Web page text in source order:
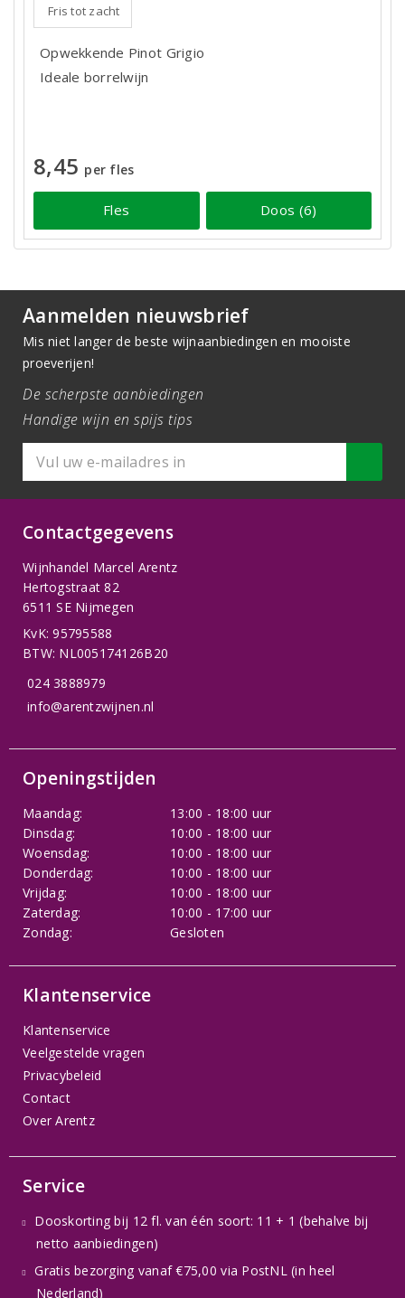
Fris tot zacht
Opwekkende Pinot Grigio
Ideale borrelwijn
8,45 per fles
Fles Doos (6)
Aanmelden nieuwsbrief
Mis niet langer de beste wijnaanbiedingen en mooiste
proeverijen!
De scherpste aanbiedingen
Handige wijn en spijs tips
Contactgegevens
Wijnhandel Marcel Arentz
Hertogstraat 82
6511 SE Nijmegen
KvK: 95795588
BTW: NL005174126B20
024 3888979
info@arentzwijnen.nl
Openingstijden
Maandag:
13:00 - 18:00 uur
Dinsdag:
10:00 - 18:00 uur
Woensdag:
10:00 - 18:00 uur
Donderdag:
10:00 - 18:00 uur
Vrijdag:
10:00 - 18:00 uur
Zaterdag:
10:00 - 17:00 uur
Zondag:
Gesloten
Klantenservice
Klantenservice
Veelgestelde vragen
Privacybeleid
Contact
Over Arentz
Service
Dooskorting bij 12 fl. van één soort: 11 + 1 (behalve bij
netto aanbiedingen)
Gratis bezorging vanaf €75,00 via PostNL (in heel
Nederland)